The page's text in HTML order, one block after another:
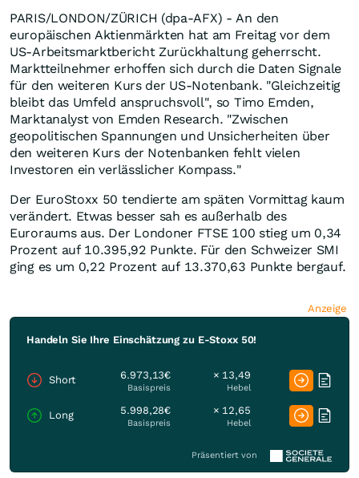
PARIS/LONDON/ZÜRICH (dpa-AFX) - An den
europäischen Aktienmärkten hat am Freitag vor dem
US-Arbeitsmarktbericht Zurückhaltung geherrscht.
Marktteilnehmer erhoffen sich durch die Daten Signale
für den weiteren Kurs der US-Notenbank. "Gleichzeitig
bleibt das Umfeld anspruchsvoll", so Timo Emden,
Marktanalyst von Emden Research. "Zwischen
geopolitischen Spannungen und Unsicherheiten über
den weiteren Kurs der Notenbanken fehlt vielen
Investoren ein verlässlicher Kompass."
Der EuroStoxx 50 tendierte am späten Vormittag kaum
verändert. Etwas besser sah es außerhalb des
Euroraums aus. Der Londoner FTSE 100 stieg um 0,34
Prozent auf 10.395,92 Punkte. Für den Schweizer SMI
ging es um 0,22 Prozent auf 13.370,63 Punkte bergauf.
Anzeige
Handeln Sie Ihre Einschätzung zu E-Stoxx 50!
Short 6.973,13€
Basispreis
× 13,49
Hebel
Long 5.998,28€
Basispreis
× 12,65
Hebel
Präsentiert von